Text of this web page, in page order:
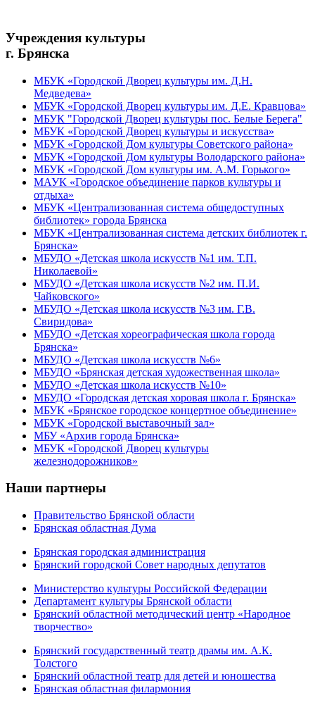
Учреждения культуры
г. Брянска
МБУК «Городской Дворец культуры им. Д.Н.
Медведева»
МБУК «Городской Дворец культуры им. Д.Е. Кравцова»
МБУК "Городской Дворец культуры пос. Белые Берега"
МБУК «Городской Дворец культуры и искусства»
МБУК «Городской Дом культуры Советского района»
МБУК «Городской Дом культуры Володарского района»
МБУК «Городской Дом культуры им. А.М. Горького»
МАУК «Городское объединение парков культуры и
отдыха»
МБУК «Централизованная система общедоступных
библиотек» города Брянска
МБУК «Централизованная система детских библиотек г.
Брянска»
МБУДО «Детская школа искусств №1 им. Т.П.
Николаевой»
МБУДО «Детская школа искусств №2 им. П.И.
Чайковского»
МБУДО «Детская школа искусств №3 им. Г.В.
Свиридова»
МБУДО «Детская хореографическая школа города
Брянска»
МБУДО «Детская школа искусств №6»
МБУДО «Брянская детская художественная школа»
МБУДО «Детская школа искусств №10»
МБУДО «Городская детская хоровая школа г. Брянска»
МБУК «Брянское городское концертное объединение»
МБУК «Городской выставочный зал»
МБУ «Архив города Брянска»
МБУК «Городской Дворец культуры
железнодорожников»
Наши партнеры
Правительство Брянской области
Брянская областная Дума
Брянская городская администрация
Брянский городской Совет народных депутатов
Министерство культуры Российской Федерации
Департамент культуры Брянской области
Брянский областной методический центр «Народное
творчество»
Брянский государственный театр драмы им. А.К.
Толстого
Брянский областной театр для детей и юношества
Брянская областная филармония